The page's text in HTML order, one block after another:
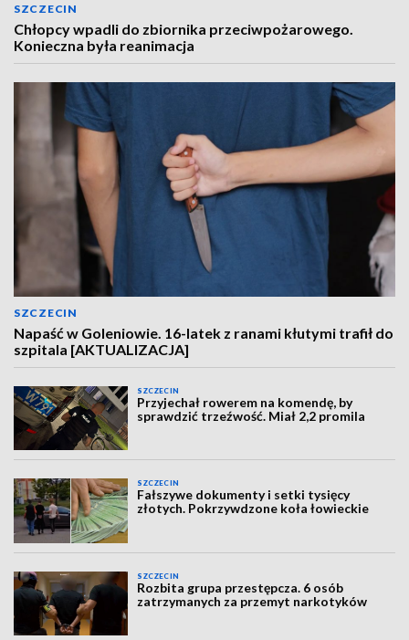
SZCZECIN
Chłopcy wpadli do zbiornika przeciwpożarowego.
Konieczna była reanimacja
SZCZECIN
Napaść w Goleniowie. 16-latek z ranami kłutymi trafił do
szpitala [AKTUALIZACJA]
SZCZECIN
Przyjechał rowerem na komendę, by
sprawdzić trzeźwość. Miał 2,2 promila
SZCZECIN
Fałszywe dokumenty i setki tysięcy
złotych. Pokrzywdzone koła łowieckie
SZCZECIN
Rozbita grupa przestępcza. 6 osób
zatrzymanych za przemyt narkotyków